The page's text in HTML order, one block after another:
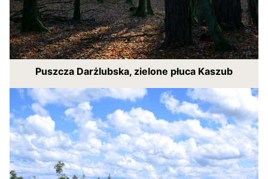
Puszcza Darżlubska, zielone płuca Kaszub